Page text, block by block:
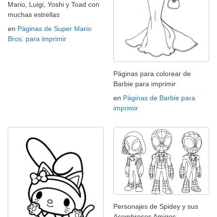
Mario, Luigi, Yoshi y Toad con
muchas estrellas
en Páginas de Super Mario
Bros. para imprimir
Páginas para colorear de
Barbie para imprimir
en Páginas de Barbie para
imprimir
Personajes de Spidey y sus